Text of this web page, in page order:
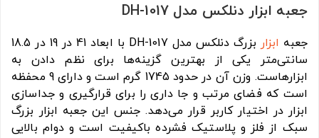
جعبه ابزار دنلکس مدل DH-1017
جعبه ابزار
بزرگ دنلکس مدل DH-1017 با ابعاد 41 در 19 در 18.5
سانتی‌متر یکی از بهترین گزینه‌ها برای نظم دادن به
ابزارهاست. وزن آن در حدود 1745 گرم است و دارای 9 محفظه
است که فضای مرتب و جا داری را برای قرارگیری و جداسازی
ابزار در اختیار کاربر قرار می‌دهد. جنس این جعبه ابزار بزرگ
سبک از فلز و پلاستیک فشرده باکیفیت است و دوام بالایی